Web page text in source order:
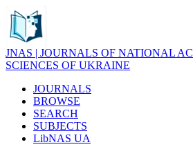
JNAS | JOURNALS OF NATIONAL
SCIENCES OF UKRAINE
JOURNALS
BROWSE
SEARCH
SUBJECTS
LibNAS UA